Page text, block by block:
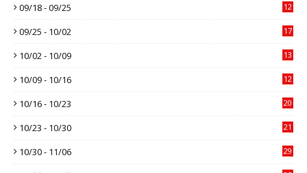
09/18 - 09/25 12
09/25 - 10/02 17
10/02 - 10/09 13
10/09 - 10/16 12
10/16 - 10/23 20
10/23 - 10/30 21
10/30 - 11/06 29